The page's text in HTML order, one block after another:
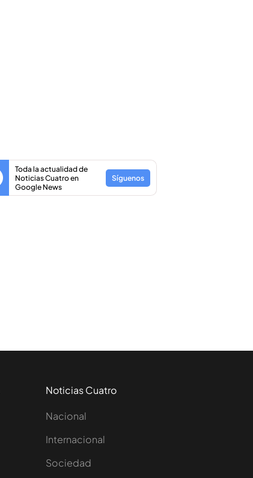
Toda la actualidad de
Noticias Cuatro en
Google News
Síguenos
Noticias Cuatro
Nacional
Internacional
Sociedad